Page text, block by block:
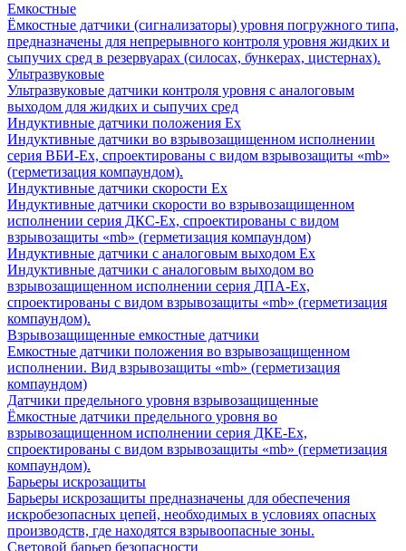
Емкостные
Ёмкостные датчики (сигнализаторы) уровня погружного типа,
предназначены для непрерывного контроля уровня жидких и
сыпучих сред в резервуарах (силосах, бункерах, цистернах).
Ультразвуковые
Ультразвуковые датчики контроля уровня с аналоговым
выходом для жидких и сыпучих сред
Индуктивные датчики положения Ех
Индуктивные датчики во взрывозащищенном исполнении
серия ВБИ-Ех, спроектированы с видом взрывозащиты «mb»
(герметизация компаундом).
Индуктивные датчики скорости Ех
Индуктивные датчики скорости во взрывозащищенном
исполнении серия ДКС-Ех, спроектированы с видом
взрывозащиты «mb» (герметизация компаундом)
Индуктивные датчики с аналоговым выходом Ех
Индуктивные датчики с аналоговым выходом во
взрывозащищенном исполнении серия ДПА-Ех,
спроектированы с видом взрывозащиты «mb» (герметизация
компаундом).
Взрывозащищенные емкостные датчики
Емкостные датчики положения во взрывозащищенном
исполнении. Вид взрывозащиты «mb» (герметизация
компаундом)
Датчики предельного уровня взрывозащищенные
Ёмкостные датчики предельного уровня во
взрывозащищенном исполнении серия ДКЕ-Ех,
спроектированы с видом взрывозащиты «mb» (герметизация
компаундом).
Барьеры искрозащиты
Барьеры искрозащиты предназначены для обеспечения
искробезопасных цепей, необходимых в условиях опасных
производств, где находятся взрывоопасные зоны.
Световой барьер безопасности